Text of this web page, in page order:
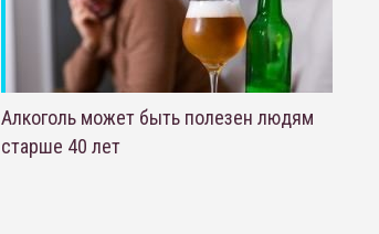
Алкоголь может быть полезен людям
старше 40 лет